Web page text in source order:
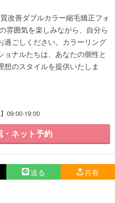
改善ダブルカラー縮毛矯正フォ
雰囲気を楽しみながら、自分ら
過ごしください。カラーリング
ナルたちは、あなたの個性と
想のスタイルを提供いたしま
09:00-19:00
・ネット予約
送る 共有